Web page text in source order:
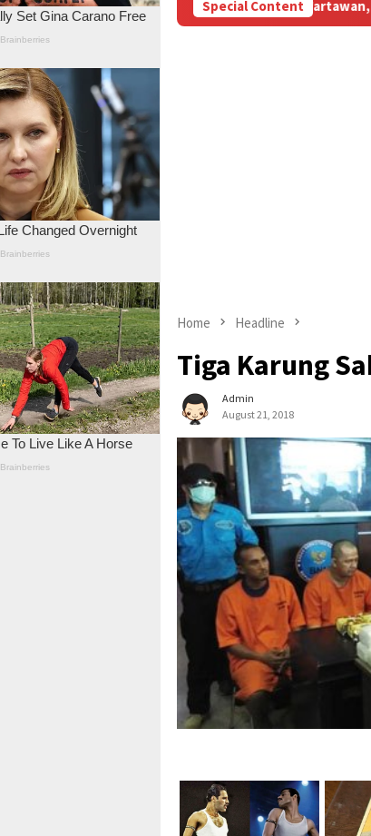
Special Content
Subsidi Aniaya Wartawan, Berujung Laporan di Mapolda
Home Headline
Tiga Karung
Admin
August 21, 2018